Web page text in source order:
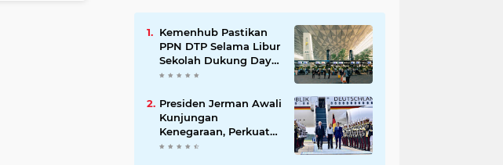
Kemenhub Pastikan
PPN DTP Selama Libur
Sekolah Dukung Daya
Beli Masyarakat
Presiden Jerman Awali
Kunjungan
Kenegaraan, Perkuat
Kemitraan Strategis